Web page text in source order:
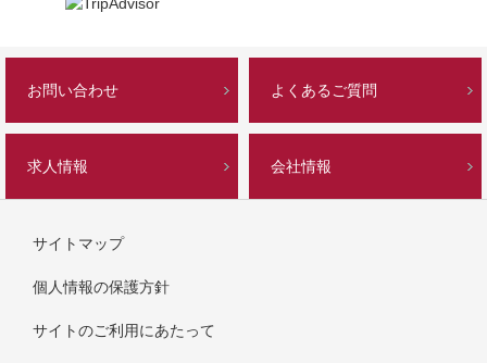
お問い合わせ よくあるご質問
求人情報 会社情報
サイトマップ
個人情報の保護方針
サイトのご利用にあたって